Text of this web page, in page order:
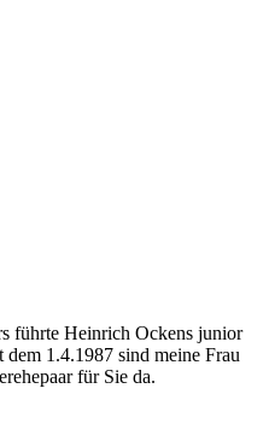
führte Heinrich Ockens junior
1.4.1987 sind meine Frau
für Sie da.